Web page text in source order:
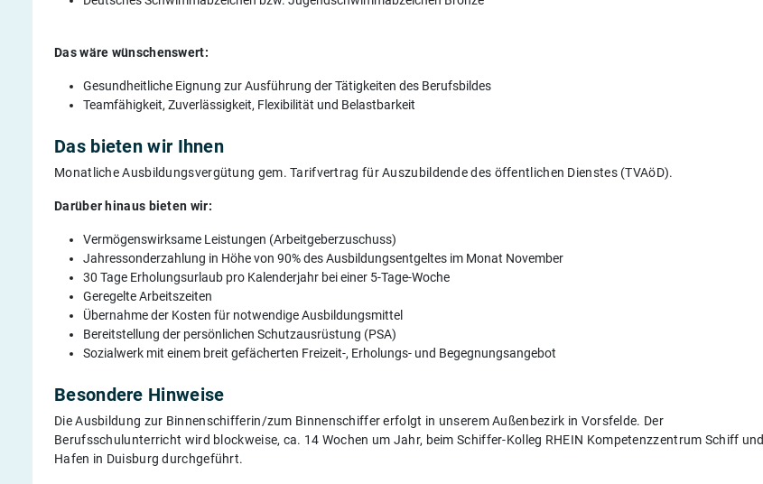
Das wäre wünschenswert:
Gesundheitliche Eignung zur Ausführung der Tätigkeiten des Berufsbildes
Teamfähigkeit, Zuverlässigkeit, Flexibilität und Belastbarkeit
Das bieten wir Ihnen
Monatliche Ausbildungsvergütung gem. Tarifvertrag für Auszubildende des öffentlichen Dienstes (TVAöD).
Darüber hinaus bieten wir:
Vermögenswirksame Leistungen (Arbeitgeberzuschuss)
Jahressonderzahlung in Höhe von 90% des Ausbildungsentgeltes im Monat November
30 Tage Erholungsurlaub pro Kalenderjahr bei einer 5-Tage-Woche
Geregelte Arbeitszeiten
Übernahme der Kosten für notwendige Ausbildungsmittel
Bereitstellung der persönlichen Schutzausrüstung (PSA)
Sozialwerk mit einem breit gefächerten Freizeit-, Erholungs- und Begegnungsangebot
Besondere Hinweise
Die Ausbildung zur Binnenschifferin/zum Binnenschiffer erfolgt in unserem Außenbezirk in Vorsfelde. Der
Berufsschulunterricht wird blockweise, ca. 14 Wochen um Jahr, beim Schiffer-Kolleg RHEIN Kompetenzzentrum Schiff und
Hafen in Duisburg durchgeführt.